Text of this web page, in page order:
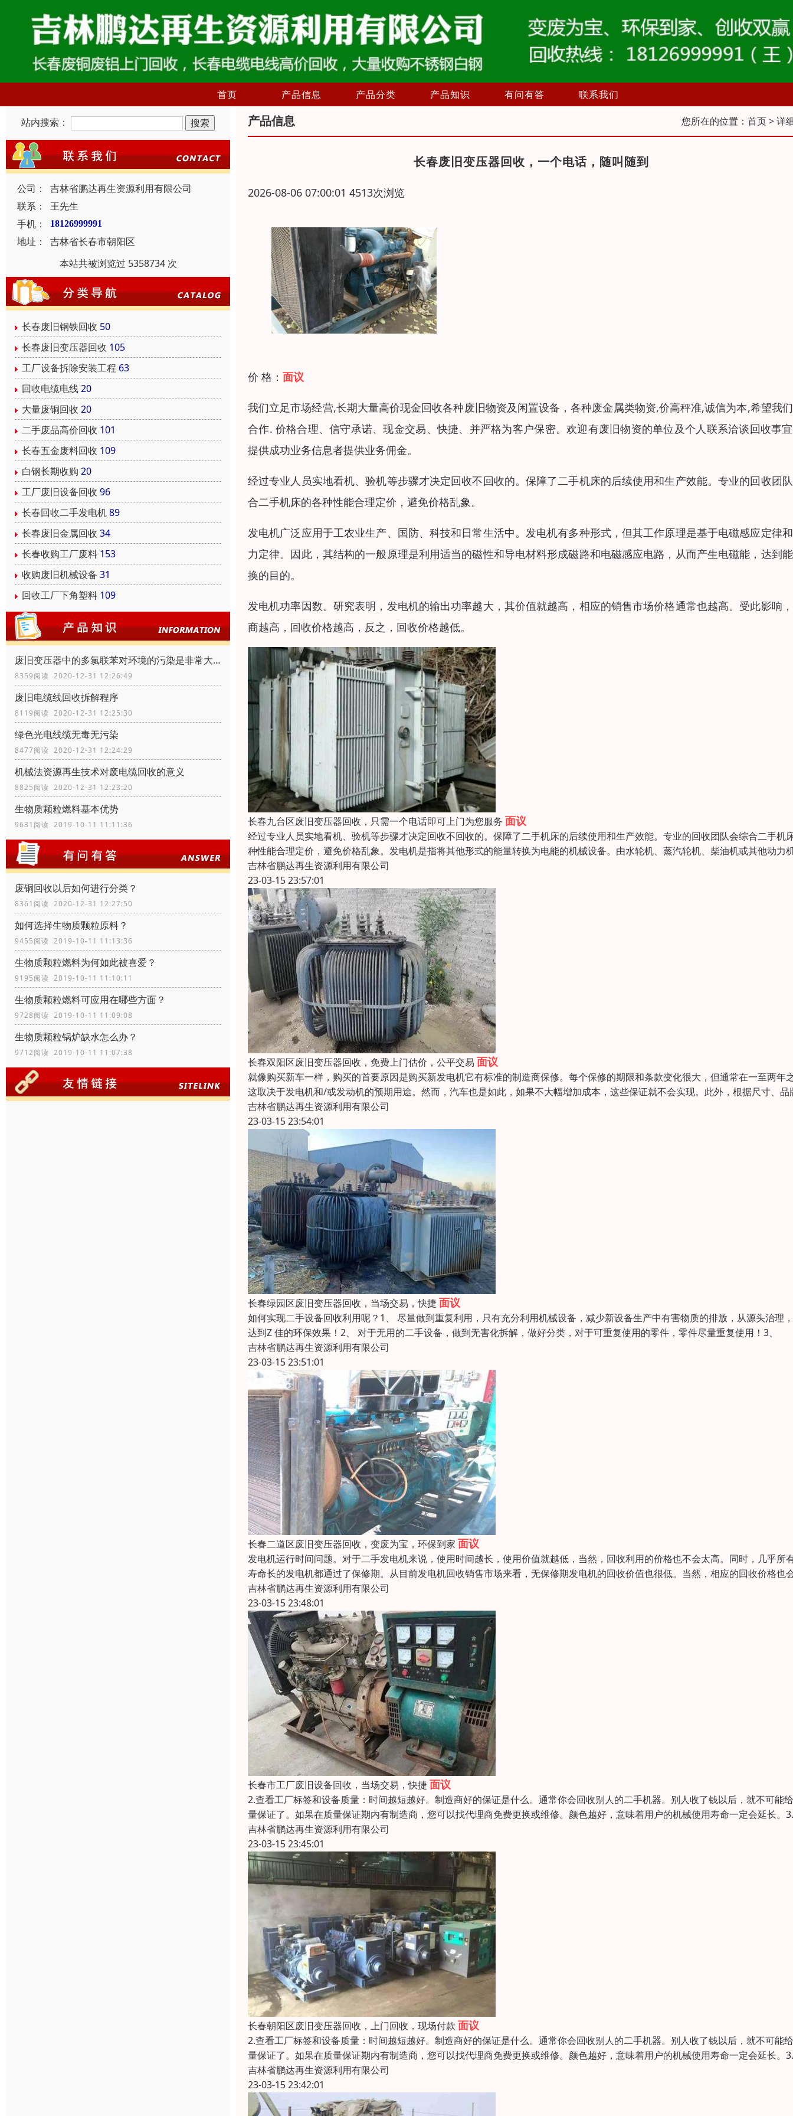
首页 产品信息 产品分类 产品知识 有问有答 联系我们
站内搜索：
公司：
吉林省鹏达再生资源利用有限公司
联系：
王先生
手机：
18126999991
地址：
吉林省长春市朝阳区
本站共被浏览过 5358734 次
长春废旧钢铁回收 50
长春废旧变压器回收 105
工厂设备拆除安装工程 63
回收电缆电线20
大量废铜回收 20
二手废品高价回收 101
长春五金废料回收 109
白钢长期收购 20
工厂废旧设备回收 96
长春回收二手发电机89
长春废旧金属回收 34
长春收购工厂废料 153
收购废旧机械设备 31
回收工厂下角塑料 109
废旧变压器中的多氯联苯对环境的污染是非常大的
8359阅读 2020-12-31 12:26:49
废旧电缆线回收拆解程序
8119阅读 2020-12-31 12:25:30
绿色光电线缆无毒无污染
8477阅读 2020-12-31 12:24:29
机械法资源再生技术对废电缆回收的意义
8825阅读 2020-12-31 12:23:20
生物质颗粒燃料基本优势
9631阅读 2019-10-11 11:11:36
废铜回收以后如何进行分类？
8361阅读 2020-12-31 12:27:50
如何选择生物质颗粒原料？
9455阅读 2019-10-11 11:13:36
生物质颗粒燃料为何如此被喜爱？
9195阅读 2019-10-11 11:10:11
生物质颗粒燃料可应用在哪些方面？
9728阅读 2019-10-11 11:09:08
生物质颗粒锅炉缺水怎么办？
9712阅读 2019-10-11 11:07:38
产品信息 您所在的位置： 首页> 详
长春废旧变压器回收，一个电话，随叫随到
2026-08-06 07:00:01 4513次浏览
价 格： 面议
我们立足市场经营,长期大量高价现金回收各种废旧物资及闲置设备，各种废金属类物资,价高秤准,诚信为本,希望我
合作. 价格合理、信守承诺、现金交易、快捷、并严格为客户保密。欢迎有废旧物资的单位及个人联系洽谈回收事
提供成功业务信息者提供业务佣金。
经过专业人员实地看机、验机等步骤才决定回收不回收的。保障了二手机床的后续使用和生产效能。专业的回收团
合二手机床的各种性能合理定价，避免价格乱象。
发电机广泛应用于工农业生产、国防、科技和日常生活中。发电机有多种形式，但其工作原理是基于电磁感应定律
力定律。因此，其结构的一般原理是利用适当的磁性和导电材料形成磁路和电磁感应电路，从而产生电磁能，达到
换的目的。
发电机功率因数。研究表明，发电机的输出功率越大，其价值就越高，相应的销售市场价格通常也越高。受此影响
商越高，回收价格越高，反之，回收价格越低。
长春九台区废旧变压器回收，只需一个电话即可上门为您服务 面议
经过专业人员实地看机、验机等步骤才决定回收不回收的。保障了二手机床的后续使用和生产效能。专业的回收团队会综合二手机
种性能合理定价，避免价格乱象。发电机是指将其他形式的能量转换为电能的机械设备。由水轮机、蒸汽轮机、柴油机或其他动力
吉林省鹏达再生资源利用有限公司
23-03-15 23:57:01
长春双阳区废旧变压器回收，免费上门估价，公平交易 面议
就像购买新车一样，购买的首要原因是购买新发电机它有标准的制造商保修。每个保修的期限和条款变化很大，但通常在一至两年
这取决于发电机和/或发动机的预期用途。然而，汽车也是如此，如果不大幅增加成本，这些保证就不会实现。此外，根据尺寸、品
吉林省鹏达再生资源利用有限公司
23-03-15 23:54:01
长春绿园区废旧变压器回收，当场交易，快捷 面议
如何实现二手设备回收利用呢？1、 尽量做到重复利用，只有充分利用机械设备，减少新设备生产中有害物质的排放，从源头治理
达到Z 佳的环保效果！2、 对于无用的二手设备，做到无害化拆解，做好分类，对于可重复使用的零件，零件尽量重复使用！3、
吉林省鹏达再生资源利用有限公司
23-03-15 23:51:01
长春二道区废旧变压器回收，变废为宝，环保到家 面议
发电机运行时间问题。对于二手发电机来说，使用时间越长，使用价值就越低，当然，回收利用的价格也不会太高。同时，几乎所
寿命长的发电机都通过了保修期。从目前发电机回收销售市场来看，无保修期发电机的回收价值也很低。当然，相应的回收价格也
吉林省鹏达再生资源利用有限公司
23-03-15 23:48:01
长春市工厂废旧设备回收，当场交易，快捷 面议
2.查看工厂标签和设备质量：时间越短越好。制造商好的保证是什么。通常你会回收别人的二手机器。别人收了钱以后，就不可能
量保证了。如果在质量保证期内有制造商，您可以找代理商免费更换或维修。颜色越好，意味着用户的机械使用寿命一定会延长。3.
吉林省鹏达再生资源利用有限公司
23-03-15 23:45:01
长春朝阳区废旧变压器回收，上门回收，现场付款 面议
2.查看工厂标签和设备质量：时间越短越好。制造商好的保证是什么。通常你会回收别人的二手机器。别人收了钱以后，就不可能
量保证了。如果在质量保证期内有制造商，您可以找代理商免费更换或维修。颜色越好，意味着用户的机械使用寿命一定会延长。3.
吉林省鹏达再生资源利用有限公司
23-03-15 23:42:01